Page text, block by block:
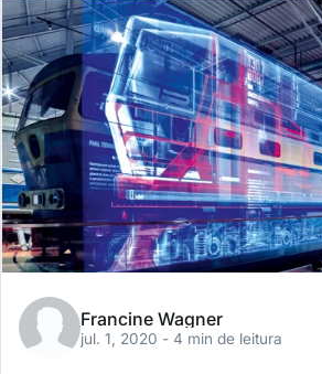
Francine Wagner
jul. 1, 2020 - 4 min de leitura